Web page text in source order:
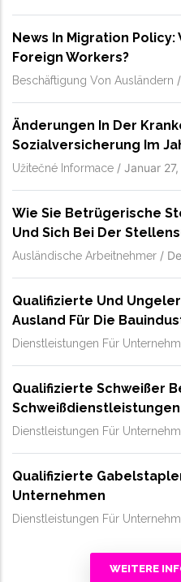
News In Migration Policy:
Foreign Workers?
Beschäftigung Von Ausländern /
Änderungen In Der
Sozialversicherung Im
Užitečné Informace / Januar
Wie Sie Betrügerische
Und Sich Bei Der
Ausländische Arbeitnehmer /
Qualifizierte Und
Ausland Für Die
Dienstleistungen Für
Qualifizierte Schweißer
Dienstleistungen Für
Qualifizierte
Unternehmen
Dienstleistungen Für
WEITERE